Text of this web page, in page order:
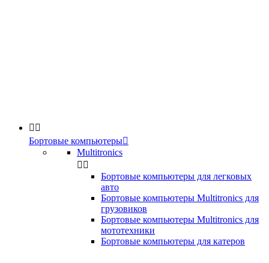
 
Бортовые компьютеры
Multitronics
 
Бортовые компьютеры для легковых
авто
Бортовые компьютеры Multitronics для
грузовиков
Бортовые компьютеры Multitronics для
мототехники
Бортовые компьютеры для катеров